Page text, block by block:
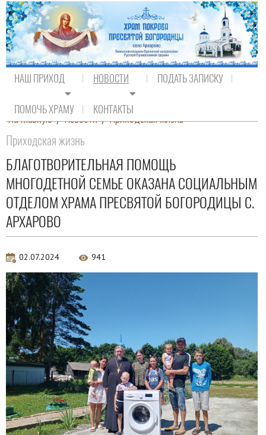
НАШ ПРИХОД НОВОСТИ ПОДАТЬ ЗАПИСКУ
ПОМОЧЬ ХРАМУ КОНТАКТЫ
На главную / Новости / Приходская жизнь
Приходская жизнь
БЛАГОТВОРИТЕЛЬНАЯ ПОМОЩЬ
МНОГОДЕТНОЙ СЕМЬЕ ОКАЗАНА СОЦИАЛЬНЫМ
ОТДЕЛОМ ХРАМА ПРЕСВЯТОЙ БОГОРОДИЦЫ С.
АРХАРОВО
02.07.2024 941